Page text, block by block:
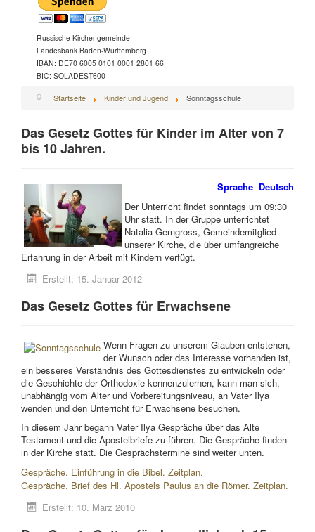
Russische Kirchengemeinde
Landesbank Baden-Württemberg
IBAN: DE70 6005 0101 0001 2801 66
BIC: SOLADEST600
Startseite Kinder und Jugend Sonntagsschule
Das Gesetz Gottes für Kinder im Alter von 7
bis 10 Jahren.
Sprache Deutsch
Der Unterricht findet sonntags um 09:30
Uhr statt. In der Gruppe unterrichtet
Natalia Gerngross, Gemeindemitglied
unserer Kirche, die über umfangreiche
Erfahrung in der Arbeit mit Kindern verfügt.
Erstellt: 15. Januar 2012
Das Gesetz Gottes für Erwachsene
Wenn Fragen zu unserem Glauben entstehen,
der Wunsch oder das Interesse vorhanden ist,
ein besseres Verständnis des Gottesdienstes zu entwickeln oder
die Geschichte der Orthodoxie kennenzulernen, kann man sich,
unabhängig vom Alter und Vorbereitungsniveau, an Vater Ilya
wenden und den Unterricht für Erwachsene besuchen.
In diesem Jahr begann Vater Ilya Gespräche über das Alte
Testament und die Apostelbriefe zu führen. Die Gespräche finden
in der Kirche statt. Die Gesprächstermine sind weiter unten.
Gespräche. Einführung in die Bibel. Zeitplan.
Gespräche. Brief des Hl. Apostels Paulus an die Römer. Zeitplan.
Erstellt: 10. März 2010